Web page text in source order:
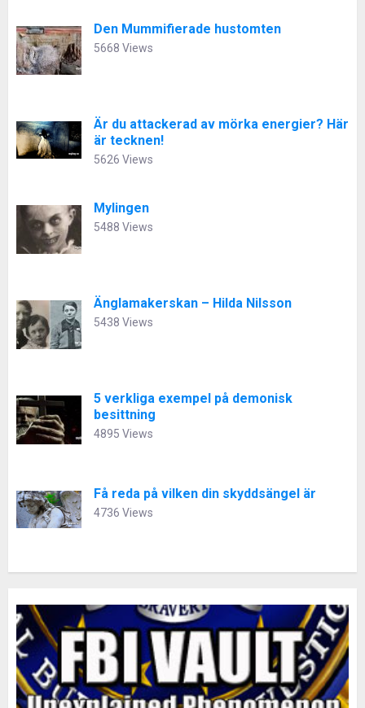
Den Mummifierade hustomten
5668 Views
Är du attackerad av mörka energier? Här
är tecknen!
5626 Views
Mylingen
5488 Views
Änglamakerskan – Hilda Nilsson
5438 Views
5 verkliga exempel på demonisk
besittning
4895 Views
Få reda på vilken din skyddsängel är
4736 Views